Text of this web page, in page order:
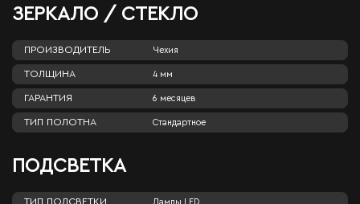
ЗЕРКАЛО / СТЕКЛО
ПРОИЗВОДИТЕЛЬ Чехия
ТОЛЩИНА 4 мм
ГАРАНТИЯ 6 месяцев
ТИП ПОЛОТНА Стандартное
ПОДСВЕТКА
ТИП ПОДСВЕТКИ Лампы LED